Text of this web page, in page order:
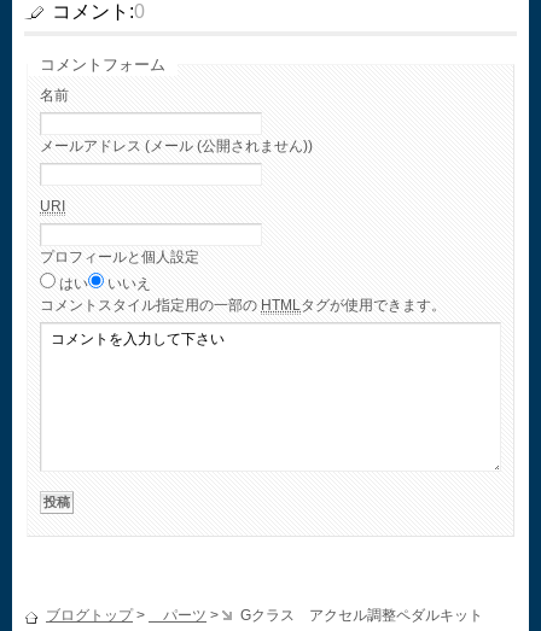
コメント:0
コメントフォーム
名前
メールアドレス (メール (公開されません))
URI
プロフィールと個人設定
はい
いいえ
コメント スタイル指定用の一部の HTMLタグが使用できます。
ブログトップ> パーツ > Gクラス アクセル調整ペダルキット